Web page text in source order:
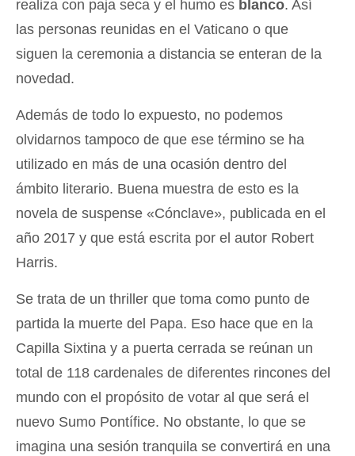
realiza con paja seca y el humo es blanco. Así
las personas reunidas en el Vaticano o que
siguen la ceremonia a distancia se enteran de la
novedad.
Además de todo lo expuesto, no podemos
olvidarnos tampoco de que ese término se ha
utilizado en más de una ocasión dentro del
ámbito literario. Buena muestra de esto es la
novela de suspense «Cónclave», publicada en el
año 2017 y que está escrita por el autor Robert
Harris.
Se trata de un thriller que toma como punto de
partida la muerte del Papa. Eso hace que en la
Capilla Sixtina y a puerta cerrada se reúnan un
total de 118 cardenales de diferentes rincones del
mundo con el propósito de votar al que será el
nuevo Sumo Pontífice. No obstante, lo que se
imagina una sesión tranquila se convertirá en una